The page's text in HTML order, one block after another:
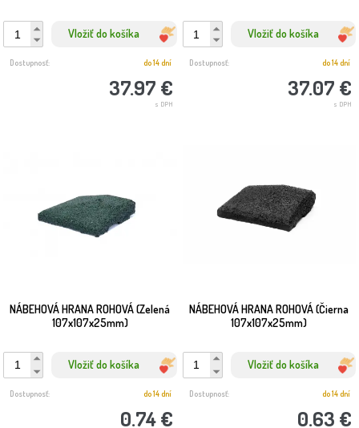
Vložiť do košíka
37.97 €
s DPH
Dostupnosť: do 14 dní
Vložiť do košíka
37.07 €
s DPH
Dostupnosť: do 14 dní
NÁBEHOVÁ HRANA ROHOVÁ (Zelená
107x107x25mm)
Vložiť do košíka
0.74 €
Dostupnosť: do 14 dní
NÁBEHOVÁ HRANA ROHOVÁ (Čierna
107x107x25mm)
Vložiť do košíka
0.63 €
Dostupnosť: do 14 dní